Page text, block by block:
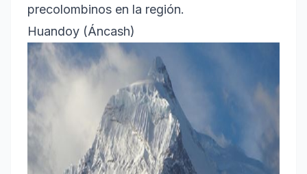
precolombinos en la región.
Huandoy (Áncash)